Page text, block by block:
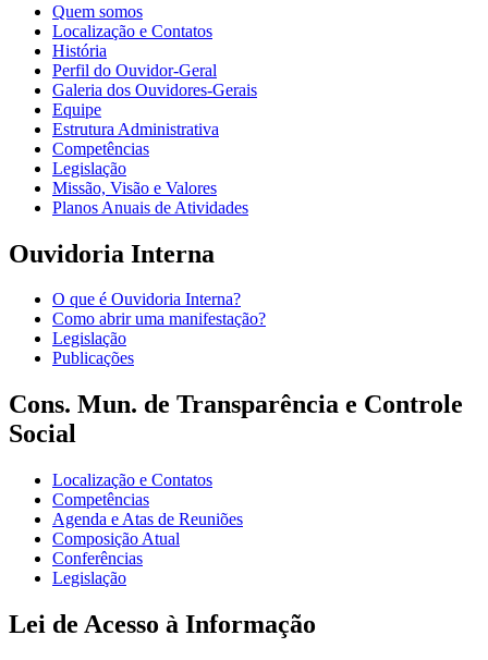
Quem somos
Localização e Contatos
História
Perfil do Ouvidor-Geral
Galeria dos Ouvidores-Gerais
Equipe
Estrutura Administrativa
Competências
Legislação
Missão, Visão e Valores
Planos Anuais de Atividades
Ouvidoria Interna
O que é Ouvidoria Interna?
Como abrir uma manifestação?
Legislação
Publicações
Cons. Mun. de Transparência e Controle
Social
Localização e Contatos
Competências
Agenda e Atas de Reuniões
Composição Atual
Conferências
Legislação
Lei de Acesso à Informação